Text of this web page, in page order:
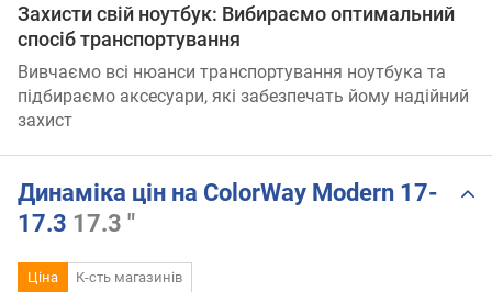
Захисти свій ноутбук: Вибираємо оптимальний
спосіб транспортування
Вивчаємо всі нюанси транспортування ноутбука та
підбираємо аксесуари, які забезпечать йому надійний
захист
Динаміка цін на ColorWay Modern 17-
17.3 17.3 "
Ціна К-сть магазинів